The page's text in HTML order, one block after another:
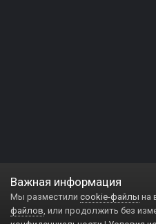
Важная информация
Мы разместили cookie-файлы на
файлов, или продолжить без